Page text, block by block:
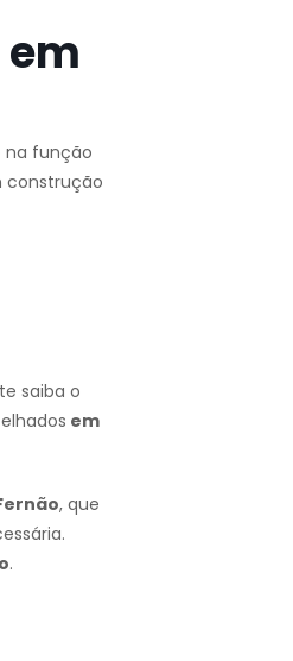
na função
construção
saiba o
em
, que
.